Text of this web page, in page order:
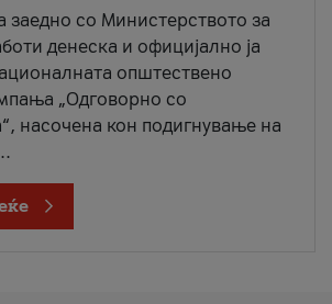
заедно со Министерството за
денеска и официјално ја
општествено
„Одговорно со
насочена кон подигнување на